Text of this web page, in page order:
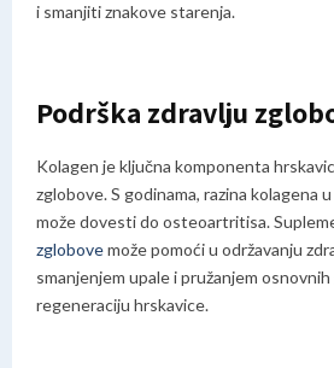
i smanjiti znakove starenja.
Podrška zdravlju
Kolagen je ključna komponenta
zglobove. S godinama, razina kolagena
može dovesti do osteoartritisa.
zglobovemože pomoći u održavanju
smanjenjem upale i pružanjem
regeneraciju hrskavice.